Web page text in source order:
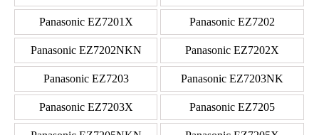
Panasonic EZ7201X Panasonic EZ7202
Panasonic EZ7202NKN Panasonic EZ7202X
Panasonic EZ7203 Panasonic EZ7203NK
Panasonic EZ7203X Panasonic EZ7205